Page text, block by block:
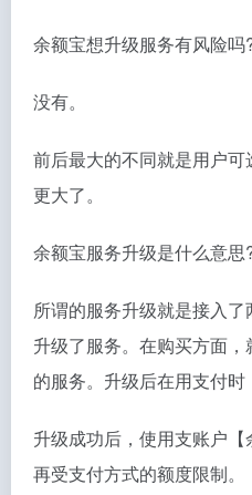
余额宝想升级服务有风险吗
没有。
前后最大的不同就是用户
更大了。
余额宝服务升级是什么意思
所谓的服务升级就是接入
升级了服务。在购买方面
的服务。升级后在用支付时
升级成功后，使用支账户
再受支付方式的额度限制。